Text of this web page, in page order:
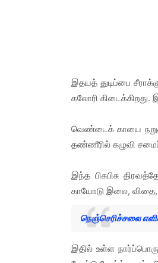
இதயத் துடிப்பை
கலோரி
வெண்டைக் காயை
தண்ணீரில் கழுவி
இந்த பிசுபிசு
காயோடு இலை, விதை,
நெஞ்செரிச்சலை
இதில் உள்ள